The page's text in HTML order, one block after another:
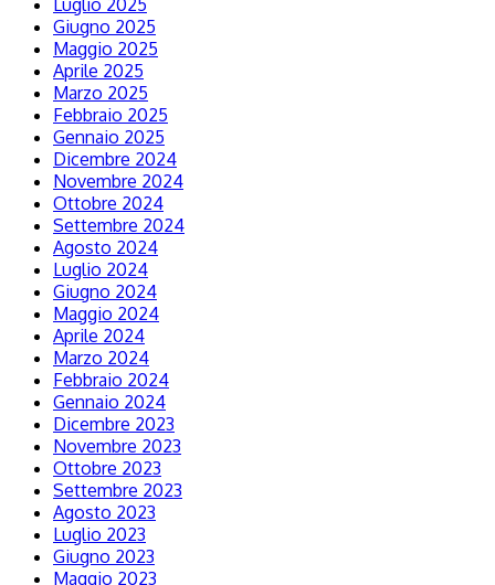
Luglio 2025
Giugno 2025
Maggio 2025
Aprile 2025
Marzo 2025
Febbraio 2025
Gennaio 2025
Dicembre 2024
Novembre 2024
Ottobre 2024
Settembre 2024
Agosto 2024
Luglio 2024
Giugno 2024
Maggio 2024
Aprile 2024
Marzo 2024
Febbraio 2024
Gennaio 2024
Dicembre 2023
Novembre 2023
Ottobre 2023
Settembre 2023
Agosto 2023
Luglio 2023
Giugno 2023
Maggio 2023